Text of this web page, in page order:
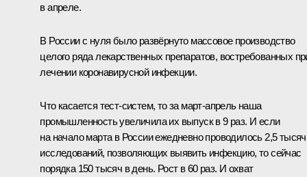
в апреле.
В России с нуля было развёрнуто массовое производство
целого ряда лекарственных препаратов, востребованных
лечении коронавирусной инфекции.
Что касается тест-систем, то за март-апрель наша
промышленность увеличила их выпуск в 9 раз. И если
на начало марта в России ежедневно проводилось 2,5
исследований, позволяющих выявить инфекцию, то сейчас
порядка 150 тысяч в день. Рост в 60 раз. И охват